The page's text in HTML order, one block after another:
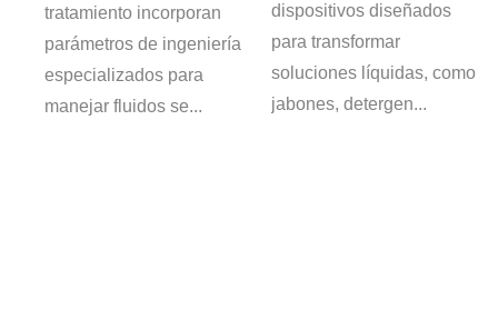
tratamiento incorporan
parámetros de ingeniería
especializados para
manejar fluidos se...
dispositivos diseñados
para transformar
soluciones líquidas, como
jabones, detergen...